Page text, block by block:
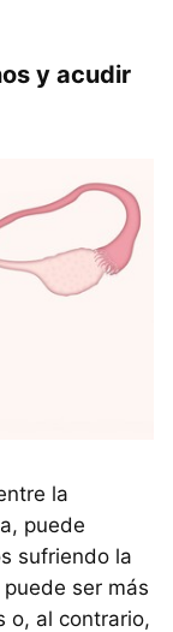
y acudir
la
puede
sufriendo la
ser más
o, al contrario,